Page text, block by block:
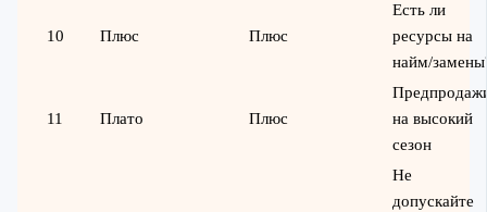
10 Плюс Плюс
Есть ли
ресурсы на
найм/
11 Плато Плюс
на высокий
сезон
Не
допускайте